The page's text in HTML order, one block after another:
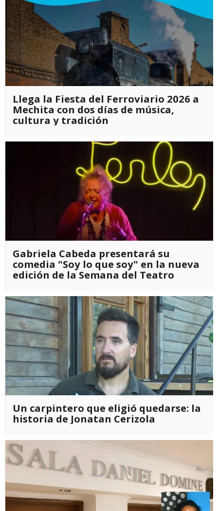
Llega la Fiesta del Ferroviario 2026 a
Mechita con dos días de música,
cultura y tradición
Gabriela Cabeda presentará su
comedia "Soy lo que soy" en la nueva
edición de la Semana del Teatro
Un carpintero que eligió quedarse: la
historia de Jonatan Cerizola